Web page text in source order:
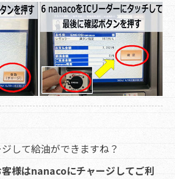
して給油ができますね？
様はnanacoにチャージしてご利